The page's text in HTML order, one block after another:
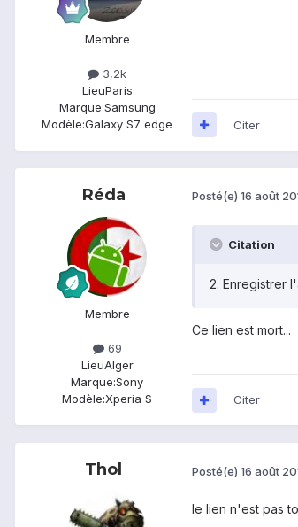
Membre
3,2k
LieuParis
Marque:Samsung
Modèle:Galaxy S7 edge Citer
Réda
Membre
69
LieuAlger
Marque:Sony
Modèle:Xperia S
Posté(e) 16 août
Citation
2. Enregistrer
Ce lien est mort...
Citer
Thol Posté(e) 16 août
le lien n'est pas